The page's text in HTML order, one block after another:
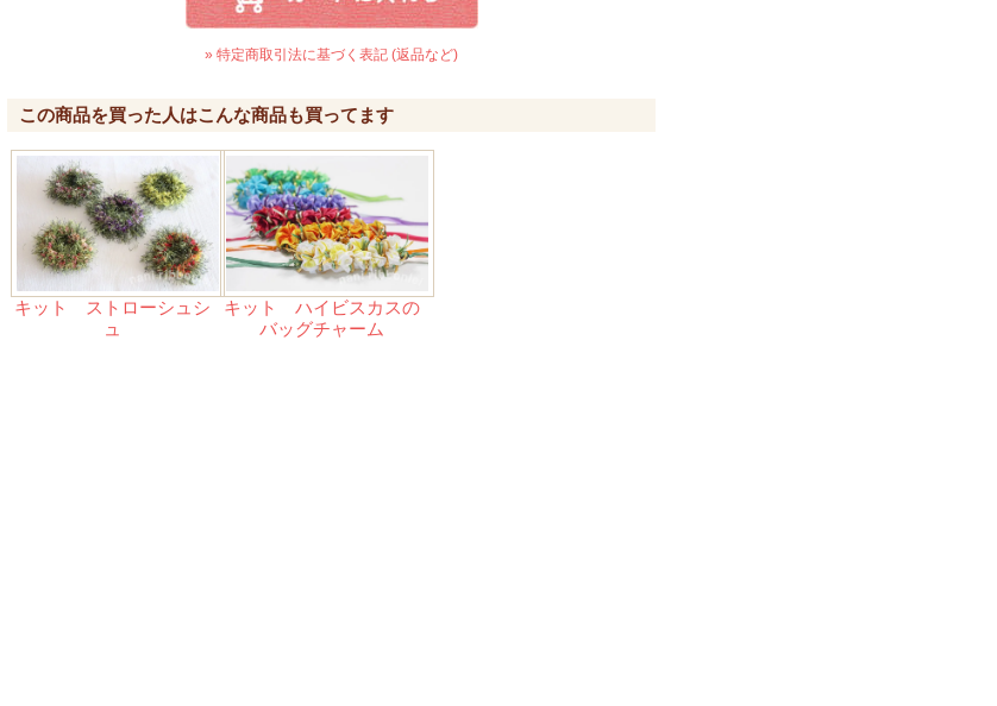
» 特定商取引法に基づく表記 (返品など)
この商品を買った人はこんな商品も買ってます
キット ストローシュシ
ュ
キット ハイビスカスの
バッグチャーム